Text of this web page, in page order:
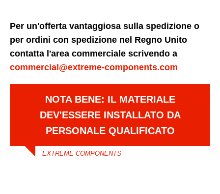
Per un'offerta vantaggiosa sulla spedizione o
per ordini con spedizione nel Regno Unito
contatta l'area commerciale scrivendo a
commercial@extreme-components.com
NOTA BENE: IL MATERIALE
DEV'ESSERE INSTALLATO DA
PERSONALE QUALIFICATO
EXTREME COMPONENTS